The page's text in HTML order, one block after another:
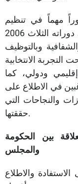
مهماً في تنظيم
انتخابات المجلس الوطني الاتحادي في دوراته الثلاث 2006
والشفافية وبالتوظيف
التجربة الانتخابية
ودولي، كما
في الاطلاع على
والنجاحات التي
حققتها.
بين الحكومة
والمجلس
والاطلاع